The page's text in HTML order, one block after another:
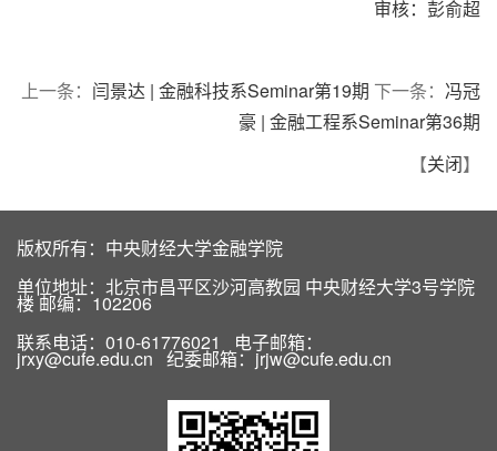
审核：彭俞超
上一条： 闫景达 | 金融科技系Seminar第19期 下一条： 冯冠
豪 | 金融工程系Seminar第36期
【关闭】
版权所有：中央财经大学金融学院
单位地址：北京市昌平区沙河高教园 中央财经大学3号学院
楼 邮编：102206
联系电话：010-61776021 电子邮箱：
jrxy@cufe.edu.cn 纪委邮箱：jrjw@cufe.edu.cn